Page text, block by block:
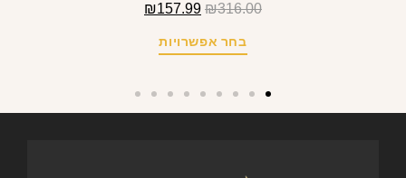
₪316.00
₪157.99
בחר אפשרויות